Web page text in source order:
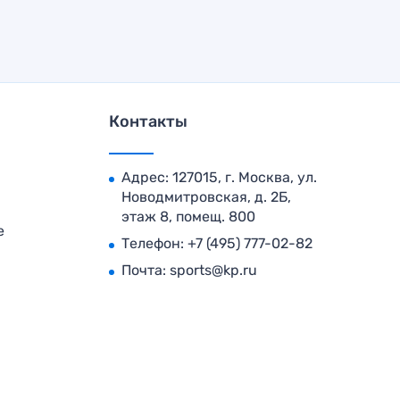
Контакты
Адрес: 127015, г. Москва, ул.
Новодмитровская, д. 2Б,
этаж 8, помещ. 800
Телефон: +7 (495) 777-02-82
Почта: sports@kp.ru